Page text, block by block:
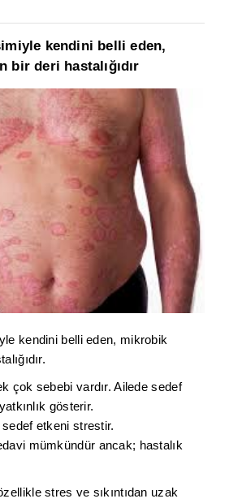
kendini belli eden,
bir deri hastalığıdır
kendini belli eden, mikrobik
çok sebebi vardır. Ailede sedef
gösterir.
etkeni strestir.
mümkündür ancak; hastalık
stres ve sıkıntıdan uzak